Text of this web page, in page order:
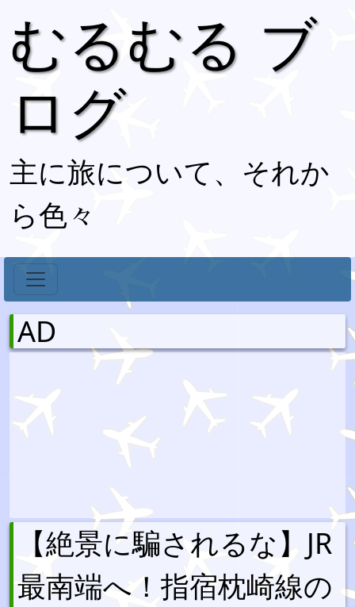
むるむる ブ
ログ
主に旅について、それか
ら色々
AD
【絶景に騙されるな】JR
最南端へ！指宿枕崎線の